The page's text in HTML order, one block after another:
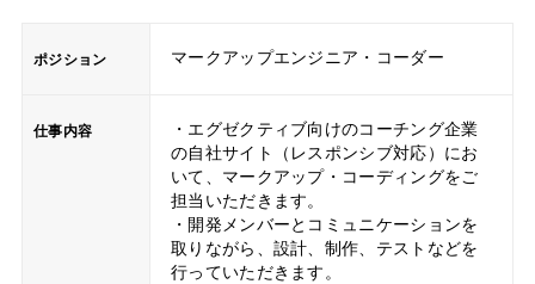
ポジション マークアップエンジニア・コーダー
仕事内容
・エグゼクティブ向けのコーチング企業
の自社サイト（レスポンシブ対応）にお
いて、マークアップ・コーディングをご
担当いただきます。
・開発メンバーとコミュニケーションを
取りながら、設計、制作、テストなどを
行っていただきます。